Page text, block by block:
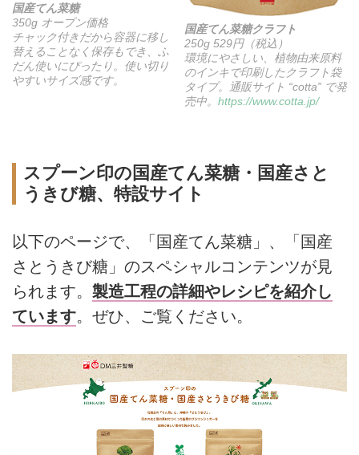
国産てん菜糖
350g オープン価格
チャック付きだから容器に移し
替えることなく保存もでき、ふ
だん使いにぴったり。使い切り
やすいサイズ感です。
国産てん菜糖クラフト
250g 529円（税込）
環境にやさしい、植物由来原料
のインキで印刷したクラフト袋
タイプ。通販サイト “cotta” で発
売中。 https://www.cotta.jp/
スプーン印の国産てん菜糖・国産さと
うきび糖、特設サイト
以下のページで、「国産てん菜糖」、「国産
さとうきび糖」のスペシャルコンテンツが見
られます。 製造工程の詳細やレシピを紹介し
ています。ぜひ、ご覧ください。